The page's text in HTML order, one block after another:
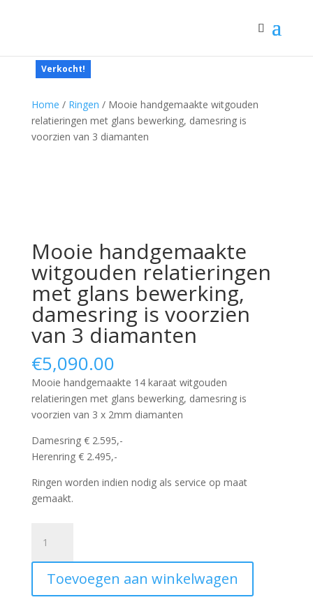
Home / Ringen / Mooie handgemaakte witgouden
relatieringen met glans bewerking, damesring is
voorzien van 3 diamanten
Mooie handgemaakte
witgouden relatieringen
met glans bewerking,
damesring is voorzien
van 3 diamanten
€5,090.00
Mooie handgemaakte 14 karaat witgouden
relatieringen met glans bewerking, damesring is
voorzien van 3 x 2mm diamanten
Damesring € 2.595,-
Herenring € 2.495,-
Ringen worden indien nodig als service op maat
gemaakt.
handgemaakte
witgouden
relatieringen
met
Toevoegen aan winkelwagen
Verkocht!